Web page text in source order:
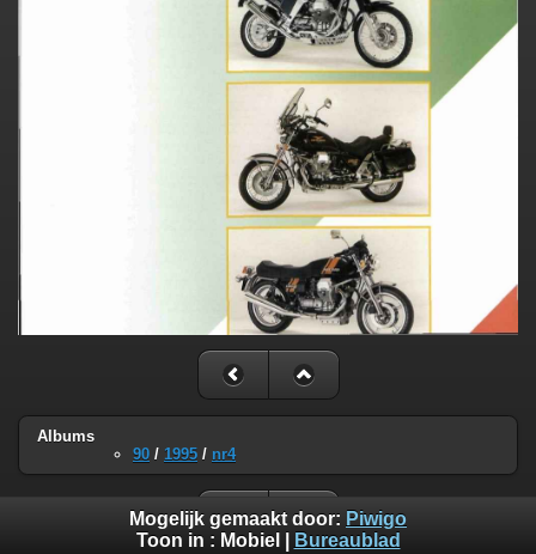
Albums
90 / 1995 / nr4
Mogelijk gemaakt door: Piwigo
Toon in : Mobiel Bureaublad